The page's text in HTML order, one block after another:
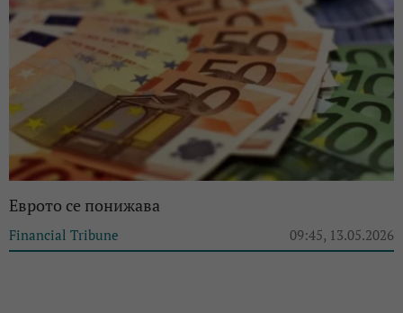
Еврото се понижава
Financial Tribune 09:45, 13.05.2026